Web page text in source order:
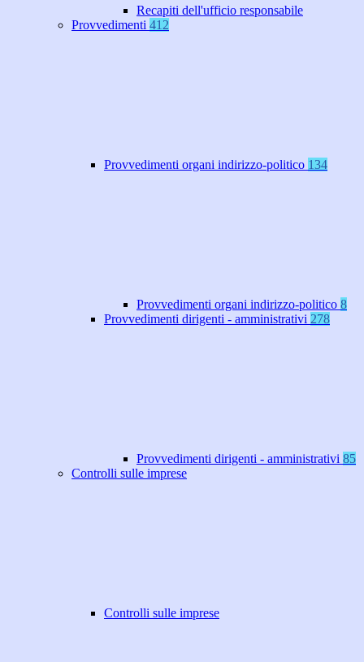
Recapiti dell'ufficio responsabile
Provvedimenti 412
Provvedimenti organi indirizzo-politico 134
Provvedimenti organi indirizzo-politico 8
Provvedimenti dirigenti - amministrativi 278
Provvedimenti dirigenti - amministrativi 85
Controlli sulle imprese
Controlli sulle imprese